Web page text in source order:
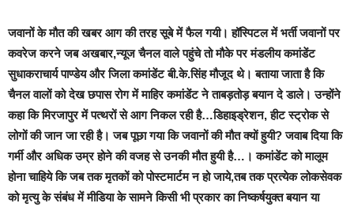
जवानों के मौत की खबर आग की तरह सूबे में फैल गयी। हॉस्पिटल में भर्ती जवानों पर
कवरेज करने जब अखबार,न्यूज चैनल वाले पहुंचे तो मौके पर मंडलीय कमांडेंट
सुधाकराचार्य पाण्डेय और जिला कमांडेंट बी.के.सिंह मौजूद थे। बताया जाता है कि
चैनल वालों को देख छपास रोग में माहिर कमांडेंट ने ताबड़तोड़ बयान दे डाले। उन्होंने
कहा कि मिरजापुर में पत्थरों से आग निकल रही है…डिहाइड्रेशन, हीट स्ट्रोक से
लोगों की जान जा रही है। जब पूछा गया कि जवानों की मौत क्यों हुयी? जवाब दिया कि
गर्मी और अधिक उम्र होने की वजह से उनकी मौत हुयी है…। कमांडेंट को मालूम
होना चाहिये कि जब तक मृतकों को पोस्टमार्टम न हो जाये,तब तक प्रत्येक लोकसेवक
को मृत्यु के संबंध में मीडिया के सामने किसी भी प्रकार का निष्कर्षयुक्त बयान या